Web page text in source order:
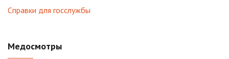
Справки для госслужбы
Медосмотры